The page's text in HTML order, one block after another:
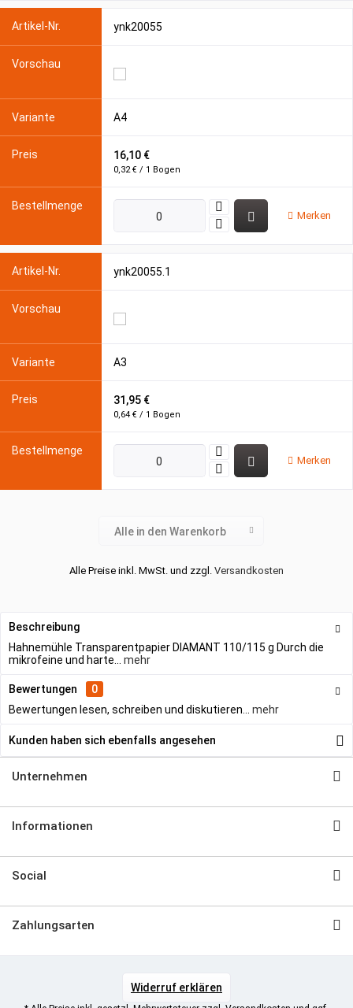
ynk20055
A4
16,10 €
0,32 € / 1 Bogen
Merken
ynk20055.1
A3
31,95 €
0,64 € / 1 Bogen
Merken
Alle Preise inkl. MwSt. und zzgl. Versandkosten
Alle in den Warenkorb
Beschreibung
Hahnemühle Transparentpapier DIAMANT 110/115 g Durch die
mikrofeine und harte...
mehr
Bewertungen
0
Bewertungen lesen, schreiben und diskutieren...
mehr
Kunden haben sich ebenfalls angesehen
Unternehmen
Informationen
Social
Zahlungsarten
Widerruf erklären